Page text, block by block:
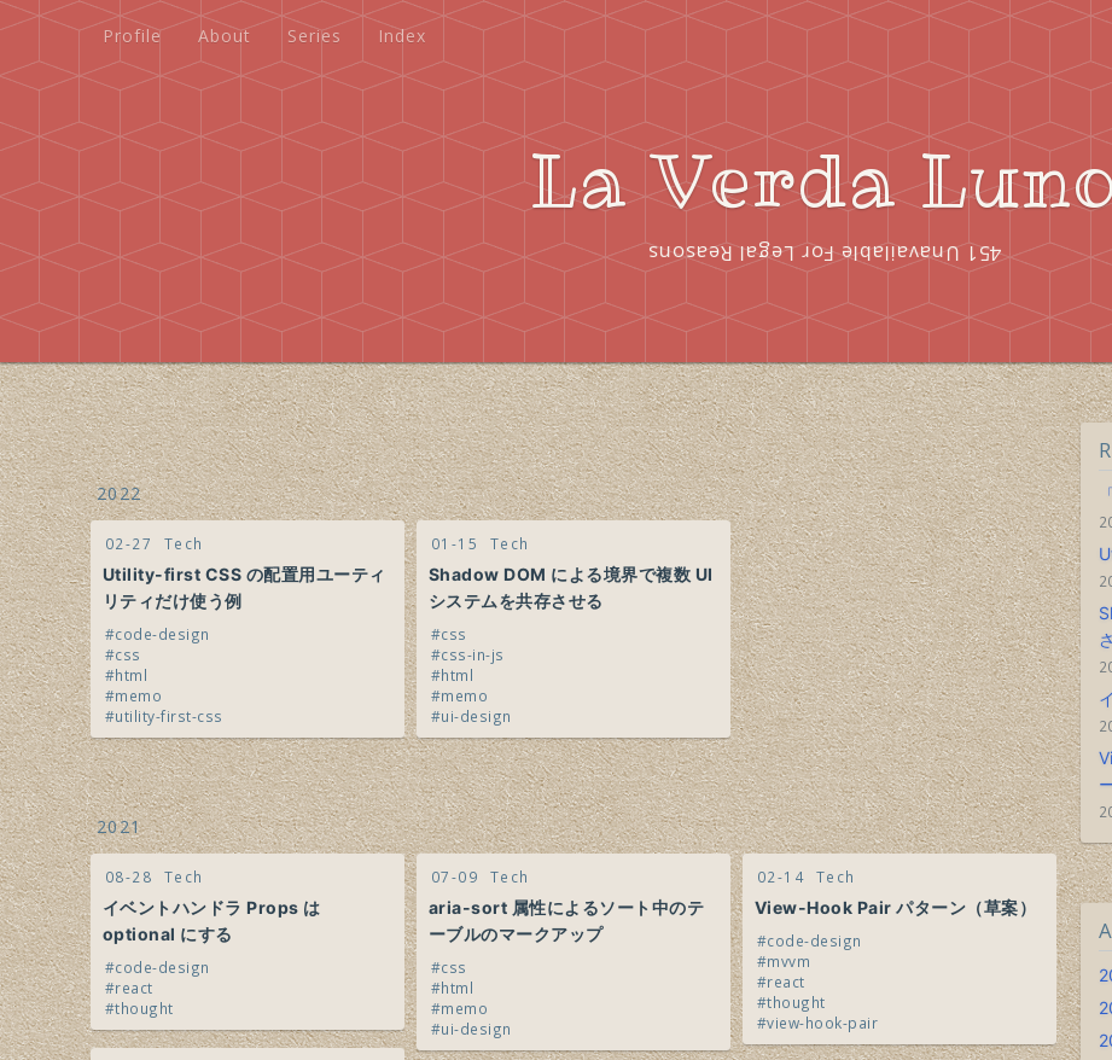
Profile About Series Index
La Verda
451 Unavailable For Legal Reasons
2022
02-27 Tech
Utility-first CSS の配置用ユーティ
リティだけ使う例
code-design
css
html
memo
utility-first-css
01-15 Tech
Shadow DOM による境界で複数 UI
システムを共存させる
css
css-in-js
html
memo
ui-design
2021
08-28 Tech
イベントハンドラ Props は
optional にする
code-design
react
thought
07-09 Tech
aria-sort 属性によるソート中のテ
ーブルのマークアップ
css
html
memo
ui-design
02-14 Tech
View-Hook Pair パターン（草案）
code-design
mvvm
react
thought
view-hook-pair
Profile About Series Index